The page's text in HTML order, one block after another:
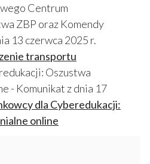
Centrum
ZBP oraz Komendy
13 czerwca 2025 r.
transportu
Oszustwa
- Komunikat z dnia 17
dla Cyberedukacji:
online